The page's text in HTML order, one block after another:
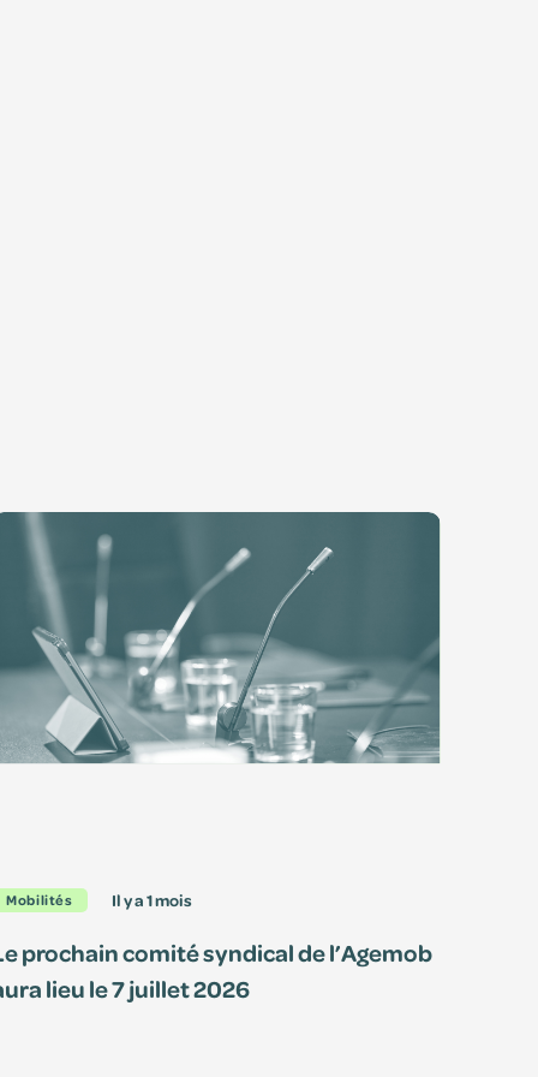
Mobilités il y a 1 mois
prochain comité syndical de l’Agemob
lieu le 7 juillet 2026